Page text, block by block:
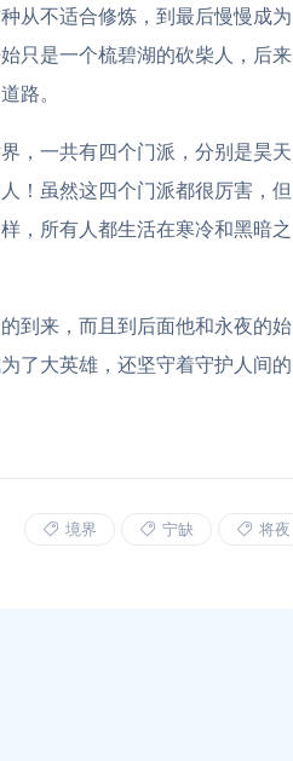
从不适合修炼，到最后慢慢成为
只是一个梳碧湖的砍柴人，后来
路。
，一共有四个门派，分别是昊天
！虽然这四个门派都很厉害，但
，所有人都生活在寒冷和黑暗之
到来，而且到后面他和永夜的始
了大英雄，还坚守着守护人间的
境界 宁缺 将夜